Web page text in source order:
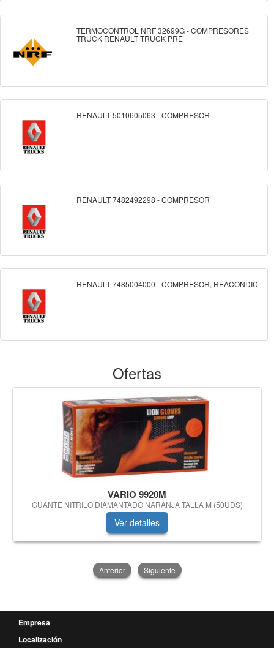
TERMOCONTROL NRF 32699G - COMPRESORES
TRUCK RENAULT TRUCK PRE
RENAULT 5010605063 - COMPRESOR
RENAULT 7482492298 - COMPRESOR
RENAULT 7485004000 - COMPRESOR, REACONDIC
Ofertas
VARIO 9920M
GUANTE NITRILO DIAMANTADO NARANJA TALLA M (50UDS)
Ver detalles
Anterior Siguiente
Empresa
Localización